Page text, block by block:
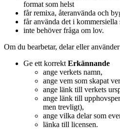
format som helst
får remixa, återanvända och
får använda det i kommersiella
inte behöver fråga om lov.
Om du bearbetar, delar eller
Ge ett korrekt Erkännande
ange verkets namn,
ange vem som skapat
ange länk till verkets
ange länk till
men trevligt),
ange vilka delar som
länka till licensen.